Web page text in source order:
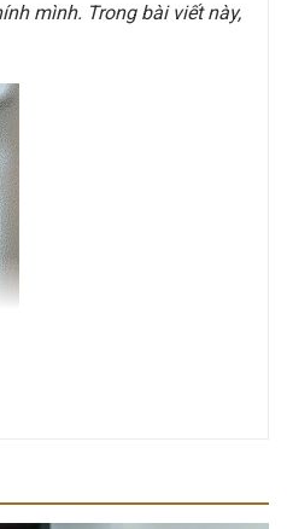
mình. Trong bài viết này,